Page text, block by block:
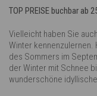
TOP PREISE buchbar ab
Vielleicht haben Sie
Winter kennenzulernen.
des Sommers im
der Winter mit Schnee
wunderschöne